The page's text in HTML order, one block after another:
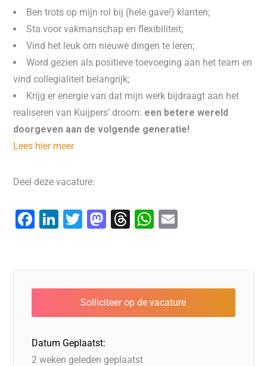
Ben trots op mijn rol bij (hele gave!) klanten;
Sta voor vakmanschap en flexibiliteit;
Vind het leuk om nieuwe dingen te leren;
Word gezien als positieve toevoeging aan het team en
vind collegialiteit belangrijk;
Krijg er energie van dat mijn werk bijdraagt aan het
realiseren van Kuijpers’ droom: een betere wereld
doorgeven aan de volgende generatie!
Lees hier meer
Deel deze vacature:
F
e
b
o
o
k
Li
e
dI
n
T
er
M
o
d
o
T
a
d
s
W
s
A
p
l
Datum Geplaatst:
2 weken geleden geplaatst